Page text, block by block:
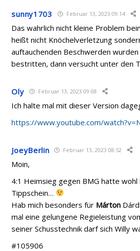
sunny1703 Februar 13, 2023 09:14
Das wahrlich nicht kleine Problem
heißt nicht Knöchelverletzung
auftauchenden Beschwerden
bestritten, dann versucht unter den
Oly Februar 13, 2023 09:08
Ich halte mal mit dieser Version
https://www.youtube.com/
JoeyBerlin Februar 13, 2023 08:52
Moin,
4:1 Heimsieg gegen BMG hatte wohl
Tippschein…
Hab mich besonders für Márton
mal eine gelungene Regieleistung
seiner Schusstechnik darf sich Willy
#105906